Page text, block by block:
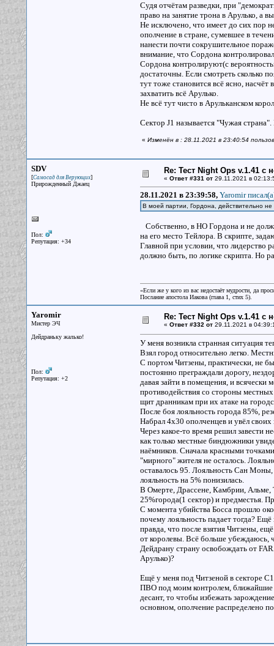
Судя отчётам разведки, при
право на занятие трона в Арулько, а
Не исключено, что имеет до сих пор
ополчение в стране, сумевшее в
нанести почти сокрушительное
внимание, что Сордона
Сордона контролируют(с
достаточны. Если смотреть сколько
тут тоже становится всё ясно,
захватить всё Арулько.
Не всё тут чисто в Арульканском
Сектор J1 называется "Чужая
« Изменён в : 28.11.2021 в 23:40:54
SDV
[Самосад для Верующих]
Прирожденный Джаец
Пол:
Репутация: +34
Re: Тест Night Ops v.1.41 с
« Ответ #331 от29.11.2021 в
28.11.2021 в 23:39:58, Yaromir
В моей партии, Гордона, действительно
Собственно, в НО Гордона и не
на его место Тейлора. В скрипте,
Главной при условии, что лидерство
должно быть, по логике скрипта. Но
«Если же у кого из вас недостаёт мудрости, да
Послание апостола Иакова (глава 1, стих 5).
Yaromir
Мистер ЭЧ
Дейдраньку жалько!
Пол:
Репутация: +2
Re: Тест Night Ops v.1.41 с
« Ответ #332 от29.11.2021 в
У меня возникла странная ситуация
Взял город относительно легко.
С портом Читзены, практически, не
постоянно преграждали дорогу,
давая зайти в помещения, и всячески
противодействия со стороны
щит дранникам при их атаке на
После боя лояльность города 85%,
Набрал 4х30 ополченцев и увёл
Через какое-то время решил завести
как только местные биндюжники
наёмников. Сначала красными
"мирного" жителя не осталось.
оставалось 95. Лояльность Сан
лояльность на 5% понизилась.
В Омерте, Драссене, Камбрии, Альме,
25%города(1 сектор) и предместья.
С момента убийства Босса прошло
почему лояльность падает тогда?
правда, что после взятия Читзены,
от королевы. Всё больше убеждаюсь,
Дейдрану страну освобождать от
Арулько)?
Ещё у меня под Читзеной в секторе
ПВО под моим контролем, ближайшие
десант, то чтобы избежать
основном, ополчение распределено